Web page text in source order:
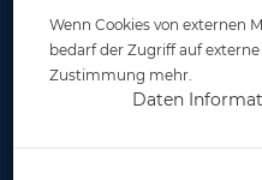
Artikelnr.: mar-
Wenn Cookies von externen
bedarf der Zugriff auf
Zustimmung mehr.
Daten